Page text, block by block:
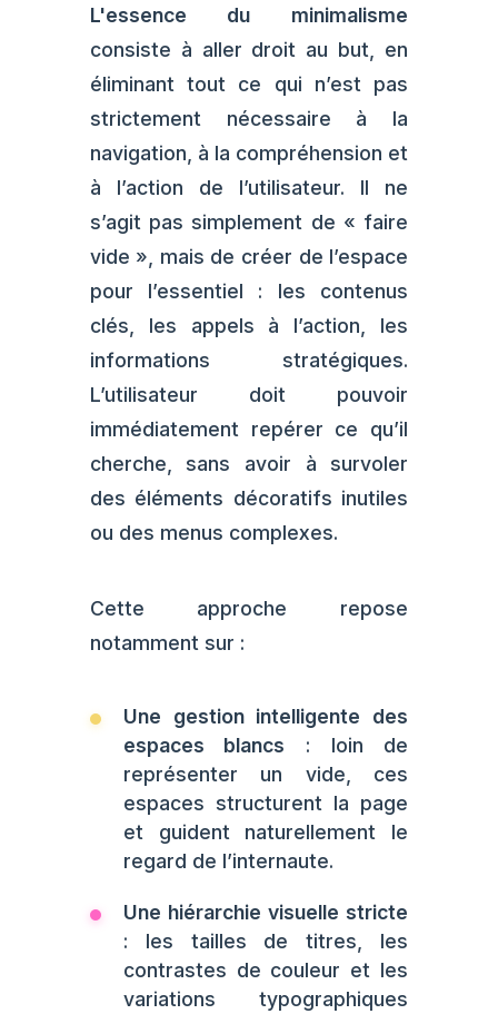
L'essence du minimalisme
consiste à aller droit au but, en
éliminant tout ce qui n’est pas
strictement nécessaire à la
navigation, à la compréhension et
à l’action de l’utilisateur. Il ne
s’agit pas simplement de « faire
vide », mais de créer de l’espace
pour l’essentiel : les contenus
clés, les appels à l’action, les
informations stratégiques.
L’utilisateur doit pouvoir
immédiatement repérer ce qu’il
cherche, sans avoir à survoler
des éléments décoratifs inutiles
ou des menus complexes.
Cette approche repose
notamment sur :
Une gestion intelligente des
espaces blancs : loin de
représenter un vide, ces
espaces structurent la page
et guident naturellement le
regard de l’internaute.
Une hiérarchie visuelle stricte
: les tailles de titres, les
contrastes de couleur et les
variations typographiques